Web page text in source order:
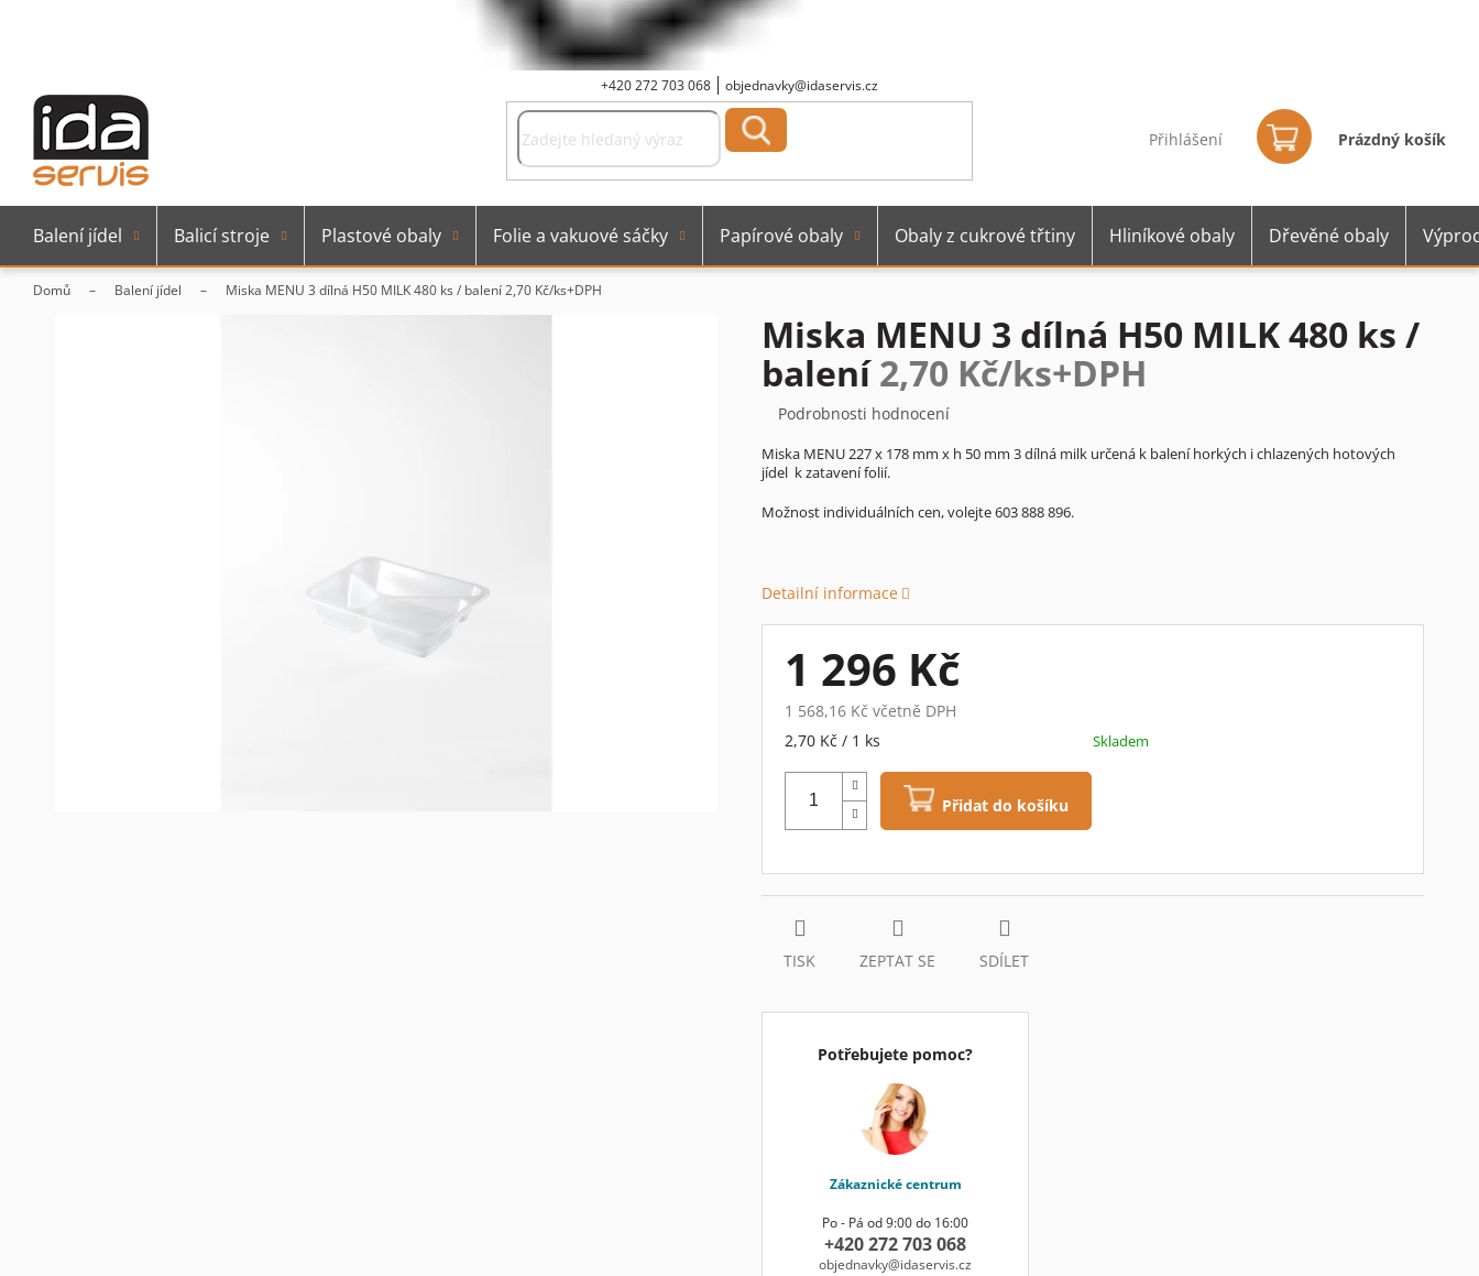
+420 272 703 068 objednavky@idaservis.cz
Přihlášení
košík
Prázdný košík
Balení jídel Balicí stroje Plastové obaly Folie a vakuové sáčky Papírové obaly Obaly z cukrové třtiny Hliníkové obaly Dřevěné obaly
Domů Balení jídel Miska MENU 3 dílná H50 MILK 480 ks / balení2,70 Kč/ks+DPH
Miska MENU 3 dílná H50 MILK 480 ks /
balení2,70 Kč/ks+DPH
Průměrné
produktu
je
z
Podrobnosti hodnocení
Miska MENU 227 x 178 mm x h 50 mm 3 dílná milk určená k balení horkých i chlazených hotových
jídel k zatavení folií.
Možnost individuálních cen, volejte 603 888 896.
Detailní informace
1 296 Kč
1 568,16 Kč včetně DPH
Měrná
2,70 Kč / 1 ks Skladem
Přidat do košíku
TISK ZEPTAT SE SDÍLET
Potřebujete pomoc?
Zákaznické centrum
Po - Pá od 9:00 do 16:00
+420 272 703 068
objednavky@idaservis.cz